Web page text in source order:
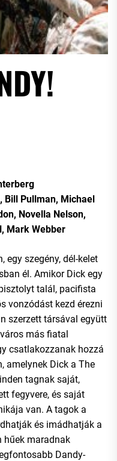
Bill Pullman, Michael
Novella Nelson,
Mark Webber
egy szegény, dél-kelet
él. Amikor Dick egy
talál, pacifista
vonzódást kezd érezni
szerzett társával együtt
más fiatal
csatlakozzanak hozzá
amelynek Dick a The
tagnak saját,
fegyvere, és saját
van. A tagok a
és imádhatják a
hűek maradnak
Dandy-